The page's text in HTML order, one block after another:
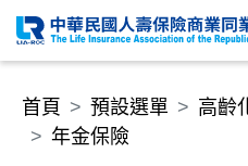
年金保險
首頁 預設選單
高齡
年金保險